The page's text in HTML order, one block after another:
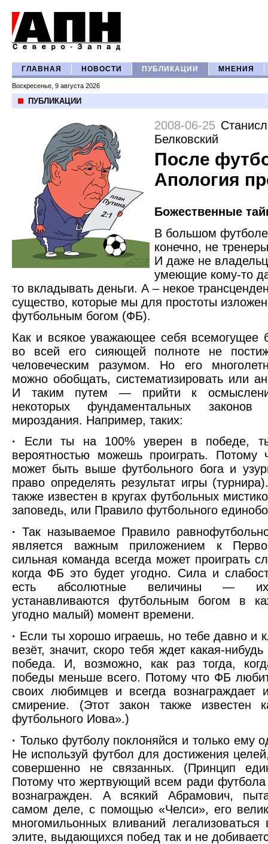
ГЛАВНАЯ НОВОСТИ ПУБЛИКАЦИИ МНЕНИЯ
Воскресенье, 9 августа 2026
ПУБЛИКАЦИИ
2008-06-25
Белковский
После
Апология
Божественные
В большом
конечно, не
И даже не
умеющие кому-то
то вкладывать деньги. А – некое
существо, которые мы для простоты
футбольным богом (ФБ).
Как и всякое уважающее себя всемогущее
во всей его сияющей полноте не
человеческим разумом. Но его
можно обобщать, систематизировать или
И таким путем — прийти к
некоторых фундаментальных законов
мироздания. Например, таких:
· Если ты на 100% уверен в победе,
вероятностью можешь проиграть. Потому
может быть выше футбольного бога и
право определять результат игры
также известен в кругах футбольных
заповедь, или Правило футбольного
· Так называемое Правило
является важным приложением к
сильная команда всегда может проиграть
когда ФБ это будет угодно. Сила и
есть абсолютные величины — их
устанавливаются футбольным богом в
угодно малый) момент времени.
· Если ты хорошо играешь, но тебе давно и
везёт, значит, скоро тебя ждет какая-
победа. И, возможно, как раз тогда,
победы меньше всего. Потому что ФБ
своих любимцев и всегда вознаграждает
смирение. (Этот закон также известен
футбольного Иова».)
· Только футболу поклоняйся и только ему
Не используй футбол для достижения
совершенно не связанных. (Принцип
Потому что жертвующий всем ради футбола
вознагражден. А всякий Абрамович,
самом деле, с помощью «Челси», его
многомильонных вливаний легализоваться
элите, выдающихся побед так и не